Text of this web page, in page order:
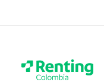
Canales de